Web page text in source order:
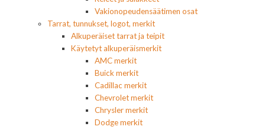
Vakionopeudensäätimen osat
Tarrat, tunnukset, logot, merkit
Alkuperäiset tarrat ja teipit
Käytetyt alkuperäismerkit
AMC merkit
Buick merkit
Cadillac merkit
Chevrolet merkit
Chrysler merkit
Dodge merkit